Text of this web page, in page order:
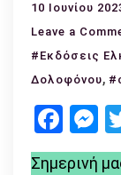
10 Ιουνίου
Leave a
#Εκδόσεις
Δολοφόνου,
Σημερινή